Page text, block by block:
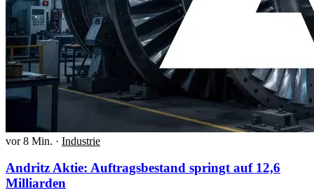
vor 8 Min. · Industrie
Andritz Aktie: Auftragsbestand springt auf 12,6
Milliarden